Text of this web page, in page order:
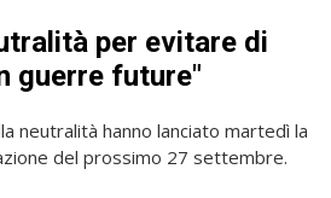
per evitare di
guerre future"
neutralità hanno lanciato martedì la
del prossimo 27 settembre.